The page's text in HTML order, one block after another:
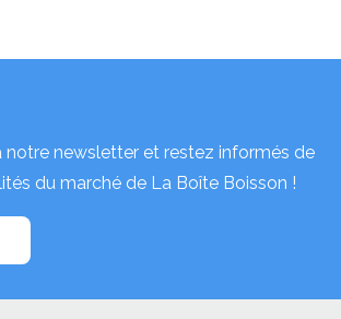
newsletter et restez informés de
du marché de La Boîte Boisson !